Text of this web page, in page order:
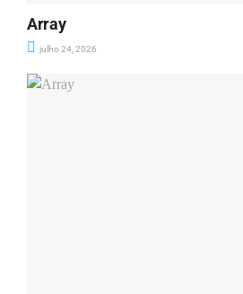
Array
julho 24, 2026